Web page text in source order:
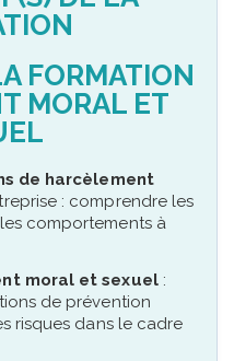
FORMATION
MORAL ET
de harcèlement
: comprendre les
comportements à
moral et sexuel:
de prévention
risques dans le cadre